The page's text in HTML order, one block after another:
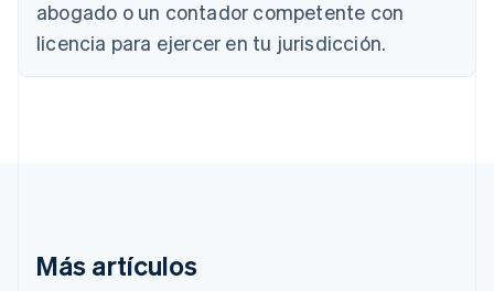
abogado o un contador competente con
licencia para ejercer en tu jurisdicción.
Más artículos
PortuguêsEnglish
Bulgaria
Canadá
Dinamarca
English